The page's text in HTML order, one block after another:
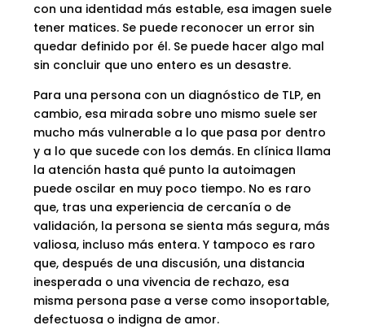
con una identidad más estable, esa imagen suele
tener matices. Se puede reconocer un error sin
quedar definido por él. Se puede hacer algo mal
sin concluir que uno entero es un desastre.
Para una persona con un diagnóstico de TLP, en
cambio, esa mirada sobre uno mismo suele ser
mucho más vulnerable a lo que pasa por dentro
y a lo que sucede con los demás. En clínica llama
la atención hasta qué punto la autoimagen
puede oscilar en muy poco tiempo. No es raro
que, tras una experiencia de cercanía o de
validación, la persona se sienta más segura, más
valiosa, incluso más entera. Y tampoco es raro
que, después de una discusión, una distancia
inesperada o una vivencia de rechazo, esa
misma persona pase a verse como insoportable,
defectuosa o indigna de amor.